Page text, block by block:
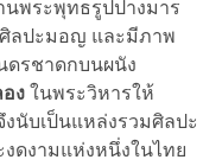
พระพุทธรูปปางมาร
ลปะมอญ และมีภาพ
ดรชาดกบนผนัง
ง ในพระวิหารให้
นับเป็นแหล่งรวมศิลปะ
ดงามแห่งหนึ่งในไทย